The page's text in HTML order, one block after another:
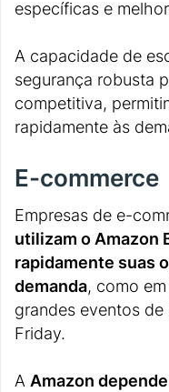
específicas e
A capacidade de
segurança robusta
competitiva,
rapidamente às
E-commerce
Empresas de e-
utilizam o Amazon
rapidamente suas
demanda, como
grandes eventos
Friday.
A Amazon